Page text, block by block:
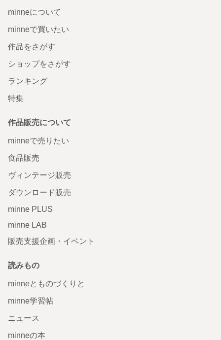
minneについて
minneで買いたい
作品をさがす
ショップをさがす
ランキング
特集
作品販売について
minneで売りたい
食品販売
ヴィンテージ販売
ダウンロード販売
minne PLUS
minne LAB
販売支援企画・イベント
読みもの
minneとものづくりと
minne学習帖
ニュース
minneの本